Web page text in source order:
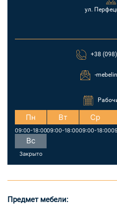
ул.
+38
-
Пн
09:00-18:00
Вт
09:00-18:00
Ср
09:00-18:00
Вс
Закрыто
Предмет мебели: